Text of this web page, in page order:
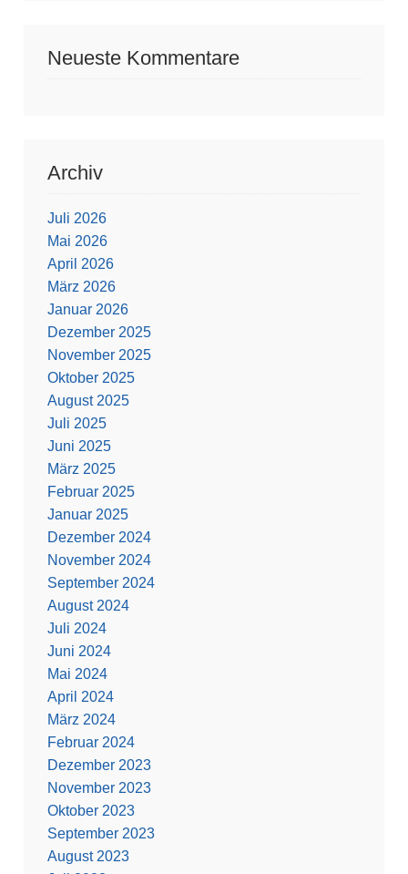
Neueste Kommentare
Archiv
Juli 2026
Mai 2026
April 2026
März 2026
Januar 2026
Dezember 2025
November 2025
Oktober 2025
August 2025
Juli 2025
Juni 2025
März 2025
Februar 2025
Januar 2025
Dezember 2024
November 2024
September 2024
August 2024
Juli 2024
Juni 2024
Mai 2024
April 2024
März 2024
Februar 2024
Dezember 2023
November 2023
Oktober 2023
September 2023
August 2023